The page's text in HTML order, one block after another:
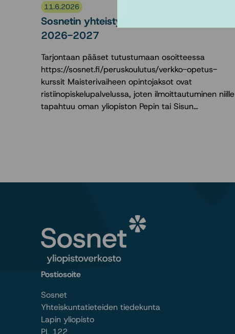
11.6.2026
Sosnetin yhteistyöopinnot lukuvuonna
2026-2027
Tarjontaan pääset tutustumaan osoitteessa
https://sosnet.fi/peruskoulutus/verkko-opetus-
kurssit Maisterivaiheen opintojaksot ovat
ristiinopiskelupalvelussa, joten ilmoittautuminen niille
tapahtuu oman yliopiston Pepin tai Sisun…
Postiosoite
Sosnet
Yhteiskuntatieteiden tiedekunta
Lapin yliopisto
PL 122